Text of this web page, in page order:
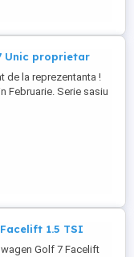
Unic proprietar
de la reprezentanta !
Februarie. Serie sasiu
1.5 TSI
Golf 7 Facelift